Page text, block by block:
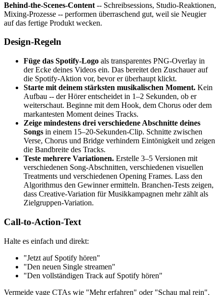
Behind-the-Scenes-Content -- Schreibsessions, Studio-Reaktionen,
Mixing-Prozesse -- performen überraschend gut, weil sie Neugier
auf das fertige Produkt wecken.
Design-Regeln
Füge das Spotify-Logo als transparentes PNG-Overlay in
der Ecke deines Videos ein. Das bereitet den Zuschauer auf
die Spotify-Aktion vor, bevor er überhaupt klickt.
Starte mit deinem stärksten musikalischen Moment. Kein
Aufbau -- der Hörer entscheidet in 1–2 Sekunden, ob er
weiterschaut. Beginne mit dem Hook, dem Chorus oder dem
markantesten Moment deines Tracks.
Zeige mindestens drei verschiedene Abschnitte deines
Songs in einem 15–20-Sekunden-Clip. Schnitte zwischen
Verse, Chorus und Bridge verhindern Eintönigkeit und zeigen
die Bandbreite des Tracks.
Teste mehrere Variationen. Erstelle 3–5 Versionen mit
verschiedenen Song-Abschnitten, verschiedenen visuellen
Treatments und verschiedenen Opening Frames. Lass den
Algorithmus den Gewinner ermitteln. Branchen-Tests zeigen,
dass Creative-Variation für Musikkampagnen mehr zählt als
Zielgruppen-Variation.
Call-to-Action-Text
Halte es einfach und direkt:
"Jetzt auf Spotify hören"
"Den neuen Single streamen"
"Den vollständigen Track auf Spotify hören"
Vermeide vage CTAs wie "Mehr erfahren" oder "Schau mal rein".